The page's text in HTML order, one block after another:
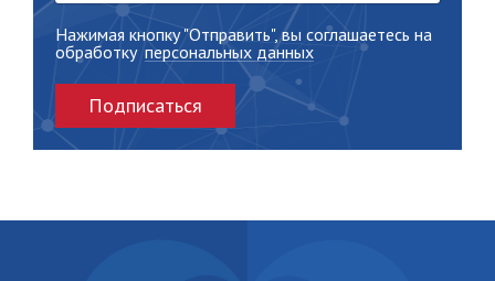
Нажимая кнопку "Отправить", вы соглашаетесь на
обработку персональных данных
Подписаться